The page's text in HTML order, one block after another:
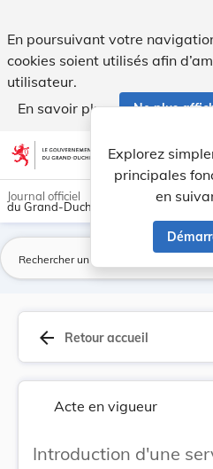
En poursuivant votre
cookies soient utilisés afin
utilisateur.
En savoir plus
Ne plus
Aller au contenu Explorez
principales
en
Journal officiel
du Grand-Duché de Luxembourg
arrow_back Retour accueil
Acte en vigueur
Introduction d'une